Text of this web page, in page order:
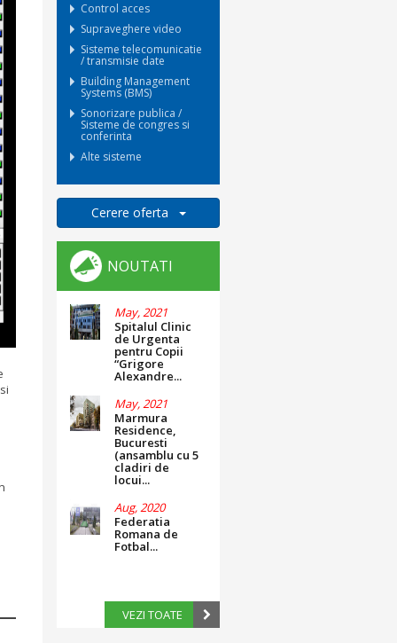
Control acces
Supraveghere video
Sisteme telecomunicatie
/ transmisie date
Building Management
Systems (BMS)
Sonorizare publica /
Sisteme de congres si
conferinta
Alte sisteme
Cerere oferta
NOUTATI
May, 2021
Spitalul Clinic
de Urgenta
pentru Copii
“Grigore
Alexandre...
May, 2021
Marmura
Residence,
Bucuresti
(ansamblu cu 5
cladiri de
locui...
Aug, 2020
Federatia
Romana de
Fotbal...
VEZI TOATE